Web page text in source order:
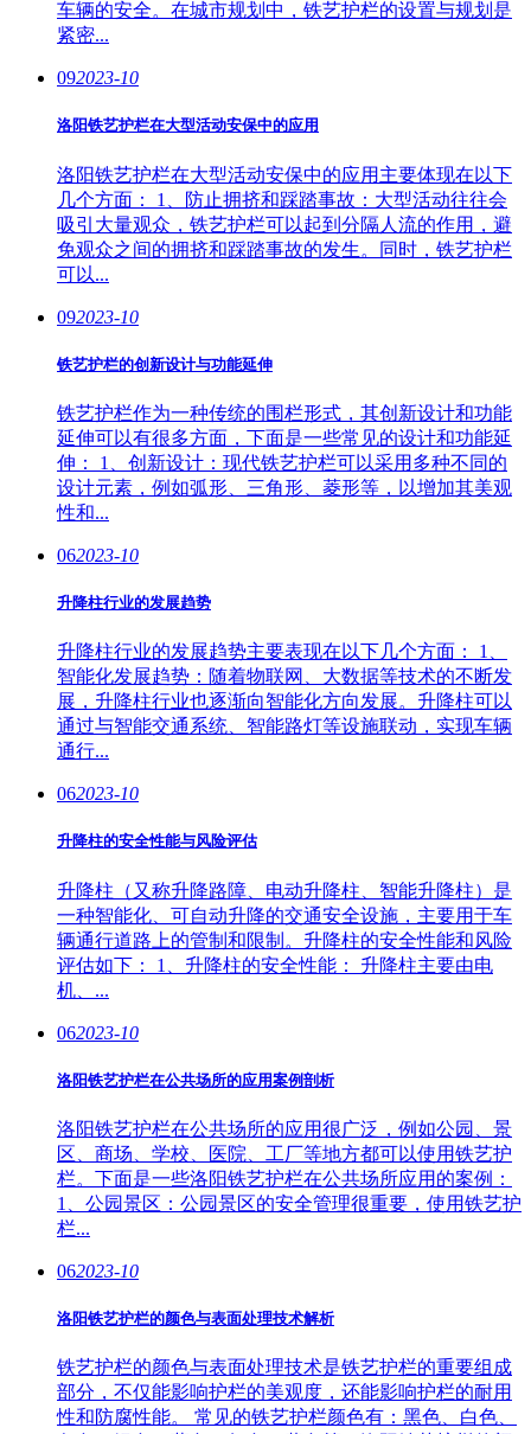
车辆的安全。在城市规划中，铁艺护栏的设置与规划是
紧密...
092023-10
洛阳铁艺护栏在大型活动安保中的应用
洛阳铁艺护栏在大型活动安保中的应用主要体现在以下
几个方面： 1、防止拥挤和踩踏事故：大型活动往往会
吸引大量观众，铁艺护栏可以起到分隔人流的作用，避
免观众之间的拥挤和踩踏事故的发生。同时，铁艺护栏
可以...
092023-10
铁艺护栏的创新设计与功能延伸
铁艺护栏作为一种传统的围栏形式，其创新设计和功能
延伸可以有很多方面，下面是一些常见的设计和功能延
伸： 1、创新设计：现代铁艺护栏可以采用多种不同的
设计元素，例如弧形、三角形、菱形等，以增加其美观
性和...
062023-10
升降柱行业的发展趋势
升降柱行业的发展趋势主要表现在以下几个方面： 1、
智能化发展趋势：随着物联网、大数据等技术的不断发
展，升降柱行业也逐渐向智能化方向发展。升降柱可以
通过与智能交通系统、智能路灯等设施联动，实现车辆
通行...
062023-10
升降柱的安全性能与风险评估
升降柱（又称升降路障、电动升降柱、智能升降柱）是
一种智能化、可自动升降的交通安全设施，主要用于车
辆通行道路上的管制和限制。升降柱的安全性能和风险
评估如下： 1、升降柱的安全性能： 升降柱主要由电
机、...
062023-10
洛阳铁艺护栏在公共场所的应用案例剖析
洛阳铁艺护栏在公共场所的应用很广泛，例如公园、景
区、商场、学校、医院、工厂等地方都可以使用铁艺护
栏。下面是一些洛阳铁艺护栏在公共场所应用的案例：
1、公园景区：公园景区的安全管理很重要，使用铁艺护
栏...
062023-10
洛阳铁艺护栏的颜色与表面处理技术解析
铁艺护栏的颜色与表面处理技术是铁艺护栏的重要组成
部分，不仅能影响护栏的美观度，还能影响护栏的耐用
性和防腐性能。 常见的铁艺护栏颜色有：黑色、白色、